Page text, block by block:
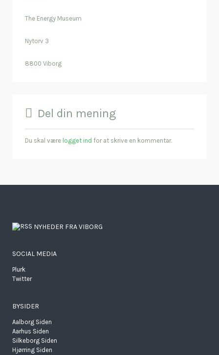
The Energy Museum
Nytorv 3
8800 Viborg
Del din mening
Du skal være logget ind for at skrive en kommentar.
NYHEDER FRA VIBORG
SOCIAL MEDIA
Plurk
Twitter
BYSIDER
Aalborg Siden
Aarhus Siden
Silkeborg Siden
Hjørring Siden